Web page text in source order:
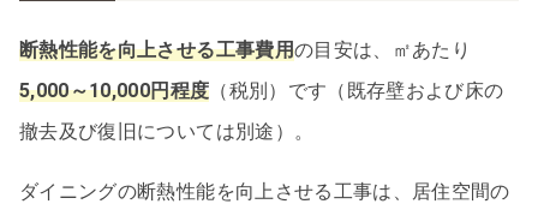
断熱性能を向上させる工事費用の目安は、㎡あたり
5,000～10,000円程度 （税別）です（既存壁および床の
撤去及び復旧については別途）。
ダイニングの断熱性能を向上させる工事は、居住空間の